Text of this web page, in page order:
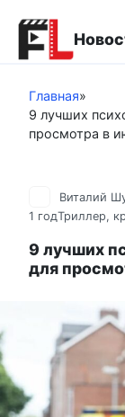
контенту
Главная»
9 лучших
просмотра в
Виталий
1 годТриллер,
9 лучших
для